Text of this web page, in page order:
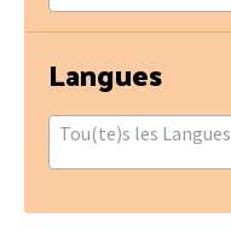
Langues
Tou(te)s les Langues